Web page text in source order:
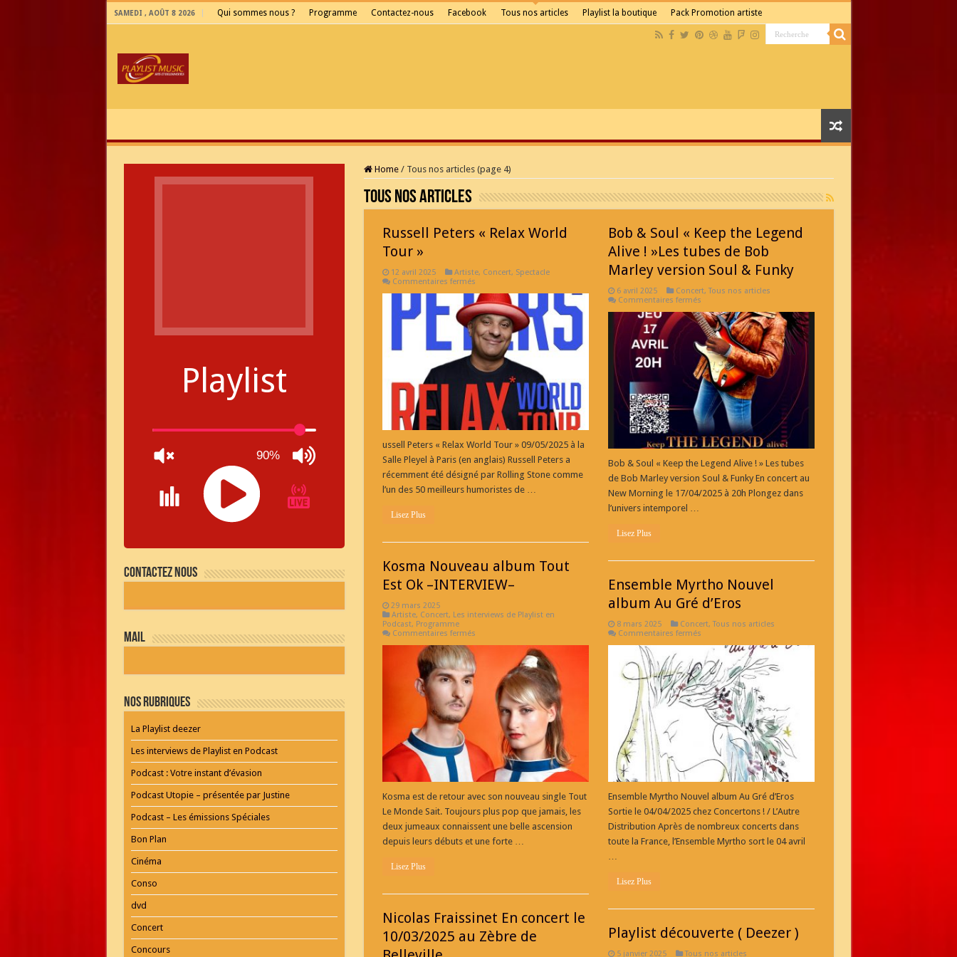
SAMEDI , AOÛT 8 2026 Qui sommes nous ? Programme Contactez-nous Facebook Tous nos articles Playlist la boutique Pack Promotion artiste
Home / Tous nos articles (page 4)
Tous nos articles
Russell Peters « Relax World
Tour »
12 avril 2025 Artiste, Concert, Spectacle
Commentaires ferméssur
Peters
« Relax
World
Tour »
ussell Peters « Relax World Tour » 09/05/2025 à la
Salle Pleyel à Paris (en anglais) Russell Peters a
récemment été désigné par Rolling Stone comme
l’un des 50 meilleurs humoristes de …
Lisez Plus
Bob & Soul « Keep the Legend
Alive ! »Les tubes de Bob
Marley version Soul & Funky
6 avril 2025 Concert,Tous nos articles
Commentaires ferméssur
&
Soul
« Keep
the
Legend
Alive
! »Les
tubes
de
Bob
Marley
version
Soul
&
Funky
Bob & Soul « Keep the Legend Alive ! » Les tubes
de Bob Marley version Soul & Funky En concert au
New Morning le 17/04/2025 à 20h Plongez dans
l’univers intemporel …
Lisez Plus
Kosma Nouveau album Tout
Est Ok –INTERVIEW–
29 mars 2025
Artiste, Concert, Les interviews de Playlist en
Podcast, Programme
Commentaires ferméssur
album
Tout
INTERVIEW–
Kosma est de retour avec son nouveau single Tout
Le Monde Sait. Toujours plus pop que jamais, les
deux jumeaux connaissent une belle ascension
depuis leurs débuts et une forte …
Lisez Plus
Ensemble Myrtho Nouvel
album Au Gré d’Eros
8 mars 2025 Concert,Tous nos articles
Commentaires ferméssur
Myrtho
Nouvel
album
Au
Gré
d’Eros
Ensemble Myrtho Nouvel album Au Gré d’Eros
Sortie le 04/04/2025 chez Concertons ! / L’Autre
Distribution Après de nombreux concerts dans
toute la France, l’Ensemble Myrtho sort le 04 avril
…
Lisez Plus
Nicolas Fraissinet En concert le
10/03/2025 au Zèbre de
Playlist découverte ( Deezer )
5 janvier 2025
Tous nos articles
Playlist
90%
RADIO
PLAYER
RADIO
by
WordPress
SERVICE
ONLINE
AGENTUR
MAINZ
Playlist
Contactez nous
mail
Nos Rubriques
La Playlist deezer
Les interviews de Playlist en Podcast
Podcast : Votre instant d’évasion
Podcast Utopie – présentée par Justine
Podcast – Les émissions Spéciales
Bon Plan
Cinéma
Conso
dvd
Concert
Concours